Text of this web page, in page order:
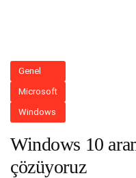
Genel
Microsoft
Windows
Windows 10
çözüyoruz